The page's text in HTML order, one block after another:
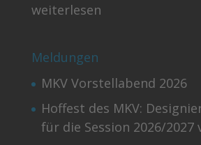
weiterlesen
Meldungen
MKV Vorstellabend 2026
Hoffest des MKV:
für die Session 2026/